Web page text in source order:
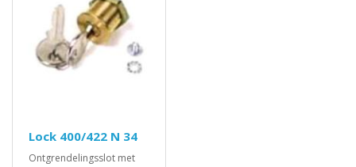
Lock 400/422 N 34
Ontgrendelingsslot met